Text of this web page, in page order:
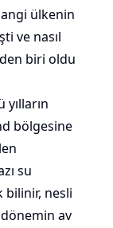
ülkenin
ve nasıl
biri oldu
yılların
bölgesine
su
bilinir, nesli
av